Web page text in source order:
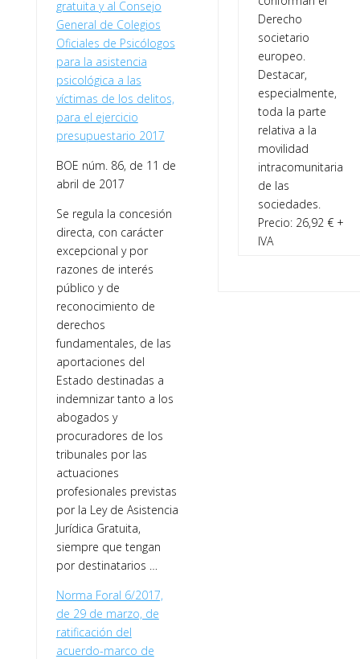
gratuita y al Consejo
General de Colegios
Oficiales de Psicólogos
para la asistencia
psicológica a las
víctimas de los delitos,
para el ejercicio
presupuestario 2017
BOE núm. 86, de 11 de
abril de 2017
Se regula la concesión
directa, con carácter
excepcional y por
razones de interés
público y de
reconocimiento de
derechos
fundamentales, de las
aportaciones del
Estado destinadas a
indemnizar tanto a los
abogados y
procuradores de los
tribunales por las
actuaciones
profesionales previstas
por la Ley de Asistencia
Jurídica Gratuita,
siempre que tengan
por destinatarios …
Norma Foral 6/2017,
de 29 de marzo, de
ratificación del
acuerdo-marco de
Derecho
societario
europeo.
Destacar,
especialmente,
toda la parte
relativa a la
movilidad
intracomunitaria
de las
sociedades.
Precio: 26,92 € +
IVA